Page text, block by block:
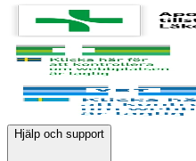
Hjälp och support